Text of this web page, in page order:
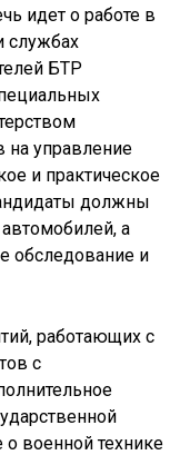
идет о работе в
службах
БТР
на управление
и практическое
должны
а
обследование и
работающих с
с
о военной технике